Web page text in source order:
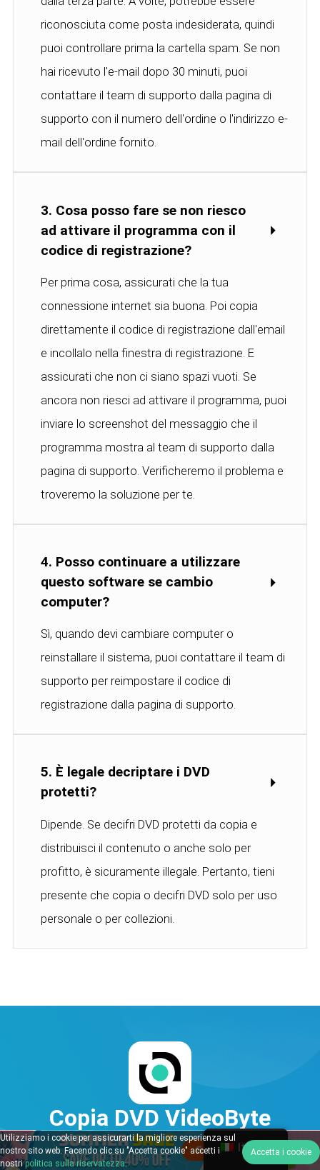
riconosciuta come posta indesiderata, quindi
puoi controllare prima la cartella spam. Se non
hai ricevuto l'e-mail dopo 30 minuti, puoi
contattare il team di supporto dalla pagina di
supporto con il numero dell'ordine o l'indirizzo e-
mail dell'ordine fornito.
3. Cosa posso fare se non riesco
ad attivare il programma con il
codice di registrazione?
Per prima cosa, assicurati che la tua
connessione internet sia buona. Poi copia
direttamente il codice di registrazione dall'email
e incollalo nella finestra di registrazione. E
assicurati che non ci siano spazi vuoti. Se
ancora non riesci ad attivare il programma, puoi
inviare lo screenshot del messaggio che il
programma mostra al team di supporto dalla
pagina di supporto. Verificheremo il problema e
troveremo la soluzione per te.
4. Posso continuare a utilizzare
questo software se cambio
computer?
Sì, quando devi cambiare computer o
reinstallare il sistema, puoi contattare il team di
supporto per reimpostare il codice di
registrazione dalla pagina di supporto.
5. È legale decriptare i DVD
protetti?
Dipende. Se decifri DVD protetti da copia e
distribuisci il contenuto o anche solo per
profitto, è sicuramente illegale. Pertanto, tieni
presente che copia o decifri DVD solo per uso
personale o per collezioni.
Copia DVD VideoByte
Inizia gratuitamente, aggiorna quando sei
pronto!
Italian
Utilizziamo i cookie per assicurarti la migliore esperienza sul
nostro sito web. Facendo clic su "Accetta cookie" accetti i
nostripolitica sulla riservatezza.
Accetta i cookie